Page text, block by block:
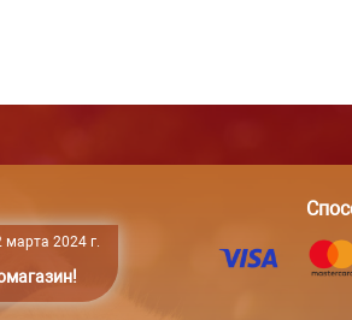
марта 2024 г.